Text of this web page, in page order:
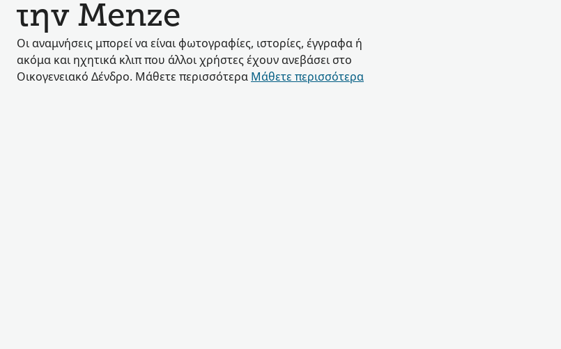
την Menze
Οι αναμνήσεις μπορεί να είναι φωτογραφίες, ιστορίες, έγγραφα ή
ακόμα και ηχητικά κλιπ που άλλοι χρήστες έχουν ανεβάσει στο
Οικογενειακό Δένδρο. Μάθετε περισσότερα Μάθετε περισσότερα